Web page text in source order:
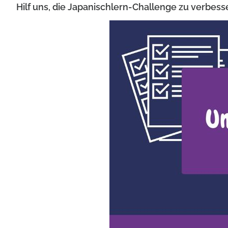
Hilf uns, die Japanischlern-Challenge zu